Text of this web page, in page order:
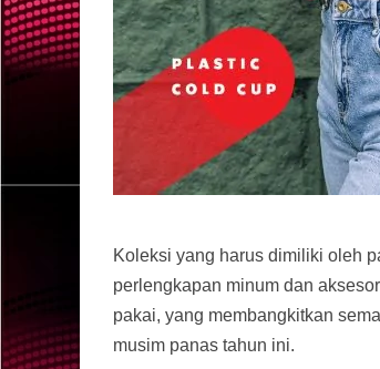
Koleksi yang harus dimiliki oleh
perlengkapan minum dan
pakai, yang membangkitkan
musim panas tahun ini.